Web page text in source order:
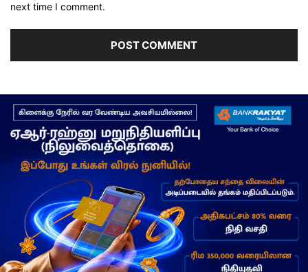
next time I comment.